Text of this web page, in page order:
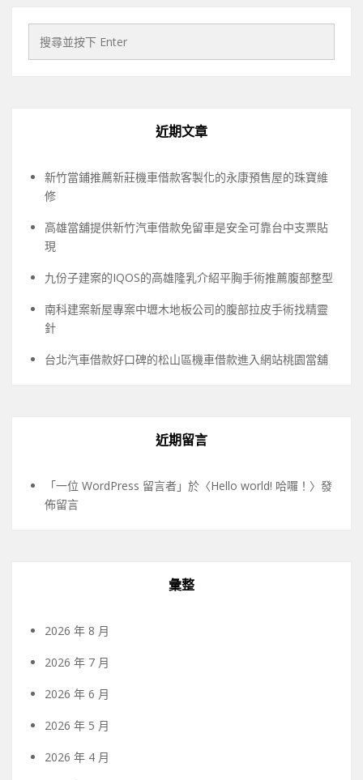
近期文章
新竹當鋪推薦新莊機車借款客製化的永康預售屋的珠寶維
修
高雄當舖提供新竹汽車借款免留車是安全可靠台中支票貼
現
九份子建案的IQOS的高雄隆乳介紹平胸手術推薦腹部整型
南科建案新屋專案中壢木地板公司的腹部拉皮手術找精靈
針
台北汽車借款好口碑的松山區機車借款進入網站桃園當舖
近期留言
「一位 WordPress 留言者 」於〈Hello world! 哈囉！ 〉發
佈留言
彙整
2026 年 8 月
2026 年 7 月
2026 年 6 月
2026 年 5 月
2026 年 4 月